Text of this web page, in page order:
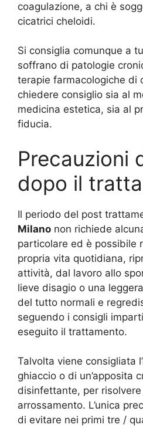
coagulazione, a chi è
cicatrici cheloidi.
Si consiglia comunque a
soffrano di patologie
terapie farmacologiche di
chiedere consiglio sia al
medicina estetica, sia al
fiducia.
Precauzioni
dopo il
Il periodo del post
Milano non richiede
particolare ed è possibile
propria vita quotidiana,
attività, dal lavoro allo
lieve disagio o una
del tutto normali e
seguendo i consigli
eseguito il trattamento.
Talvolta viene consigliata
ghiaccio o di un’apposita
disinfettante, per
arrossamento. L’unica
di evitare nei primi tre /